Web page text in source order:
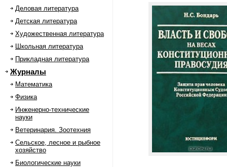
Деловая литература
Детская литература
Художественная литература
Школьная литература
Прикладная литература
Журналы
Математика
Физика
Инженерно-технические
науки
Ветеринария. Зоотехния
Сельское, лесное и рыбное
хозяйство
Биологические науки